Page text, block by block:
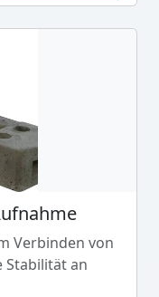
Verbinden von
Stabilität an